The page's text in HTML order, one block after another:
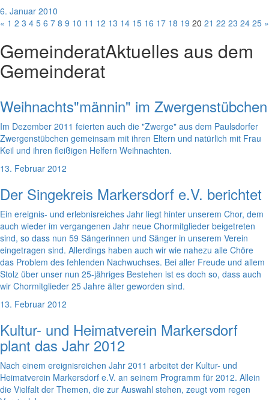
6. Januar 2010
« 1 2 3 4 5 6 7 8 9 10 11 12 13 14 15 16 17 18 19 20 21 22 23 24 25 »
GemeinderatAktuelles aus dem
Gemeinderat
Weihnachts"männin" im Zwergenstübchen
Im Dezember 2011 feierten auch die "Zwerge" aus dem Paulsdorfer
Zwergenstübchen gemeinsam mit ihren Eltern und natürlich mit Frau
Keil und ihren fleißigen Helfern Weihnachten.
13. Februar 2012
Der Singekreis Markersdorf e.V. berichtet
Ein ereignis- und erlebnisreiches Jahr liegt hinter unserem Chor, dem
auch wieder im vergangenen Jahr neue Chormitglieder beigetreten
sind, so dass nun 59 Sängerinnen und Sänger in unserem Verein
eingetragen sind. Allerdings haben auch wir wie nahezu alle Chöre
das Problem des fehlenden Nachwuchses. Bei aller Freude und allem
Stolz über unser nun 25-jähriges Bestehen ist es doch so, dass auch
wir Chormitglieder 25 Jahre älter geworden sind.
13. Februar 2012
Kultur- und Heimatverein Markersdorf
plant das Jahr 2012
Nach einem ereignisreichen Jahr 2011 arbeitet der Kultur- und
Heimatverein Markersdorf e.V. an seinem Programm für 2012. Allein
die Vielfalt der Themen, die zur Auswahl stehen, zeugt vom regen